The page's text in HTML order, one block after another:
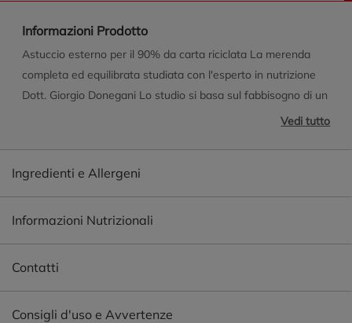
Informazioni Prodotto
Astuccio esterno per il 90% da carta riciclata La merenda
completa ed equilibrata studiata con l'esperto in nutrizione
Dott. Giorgio Donegani Lo studio si basa sul fabbisogno di un
bambino tra gli 8 e i 10 anni di consumare a merenda circa
20% da proteine - Per il 20-35% da grassi
Vedi tutto
Ingredienti e Allergeni
Informazioni Nutrizionali
Contatti
Consigli d'uso e Avvertenze